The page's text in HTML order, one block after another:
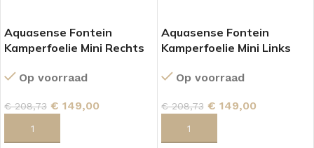
Aquasense Fontein
Kamperfoelie Mini Rechts
Op voorraad
€208,73 € 149,00
Aquasense Fontein
Kamperfoelie Mini Links
Op voorraad
€208,73 € 149,00